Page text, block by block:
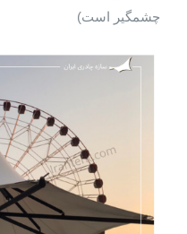
چشمگیر است)